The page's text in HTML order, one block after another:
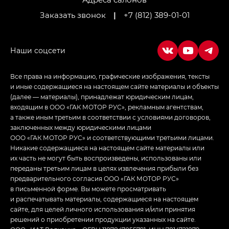
Empow — Эмпау (Empow) в комплектации
Заказать звонок
| +7 (812) 389-01-01
Все права на информацию, графические изображения, тексты
и иные содержащиеся на настоящем сайте материалы и объекты
(далее — материалы), принадлежат юридическим лицам,
входящим в ООО «ГАК МОТОР РУС», рекламным агентствам,
а также иным третьим в соответствии с условиями договоров,
заключенных между юридическими лицами
ООО «ГАК МОТОР РУС» и соответствующими третьими лицами.
Никакие содержащиеся на настоящем сайте материалы или
их часть не могут быть воспроизведены, использованы или
переданы третьим лицам в целях извлечения прибыли без
предварительного согласия ООО «ГАК МОТОР РУС»
в письменной форме. Вы можете просматривать
и распечатывать материалы, содержащиеся на настоящем
сайте, для целей личного использования и/или принятия
решений о приобретении продукции указанных на сайте.